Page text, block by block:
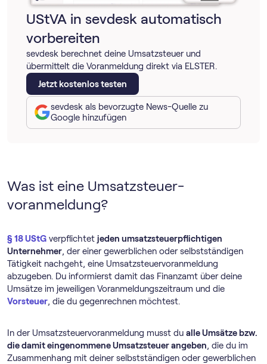
UStVA in sevdesk automatisch
vorbereiten
sevdesk berechnet deine Umsatzsteuer und
übermittelt die Voranmeldung direkt via ELSTER.
Jetzt kostenlos testen
sevdesk als bevorzugte News-Quelle zu
Google hinzufügen
Was ist eine Umsatz­steuer­
voranmeldung?
§ 18 UStG verpflichtet jeden umsatzsteuerpflichtigen
Unternehmer, der einer gewerblichen oder selbstständigen
Tätigkeit nachgeht, eine Umsatz­steuer­voranmeldung
abzugeben. Du informierst damit das Finanzamt über deine
Umsätze im jeweiligen Voranmeldungszeitraum und die
Vorsteuer, die du gegenrechnen möchtest.
In der Umsatz­steuer­voranmeldung musst du alle Umsätze bzw.
die damit eingenommene Umsatzsteuer angeben, die du im
Zusammenhang mit deiner selbstständigen oder gewerblichen